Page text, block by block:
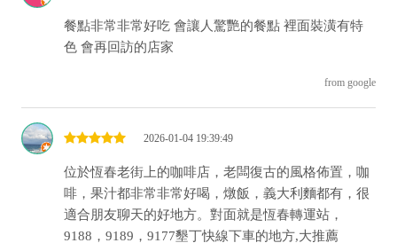
餐點非常非常好吃 會讓人驚艷的餐點 裡面裝潢有特
色 會再回訪的店家
from google
2026-01-04 19:39:49
位於恆春老街上的咖啡店，老闆復古的風格佈置，咖
啡，果汁都非常非常好喝，燉飯，義大利麵都有，很
適合朋友聊天的好地方。對面就是恆春轉運站，
9188，9189，9177墾丁快線下車的地方,大推薦